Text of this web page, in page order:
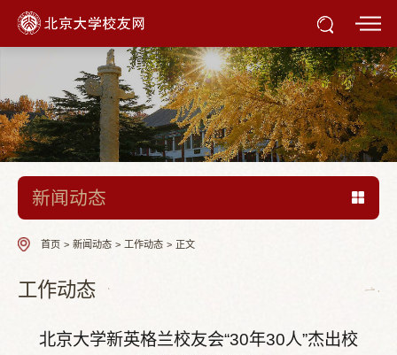
新闻动态
首页 > 新闻动态 > 工作动态 > 正文
工作动态
北京大学新英格兰校友会“30年30人”杰出校